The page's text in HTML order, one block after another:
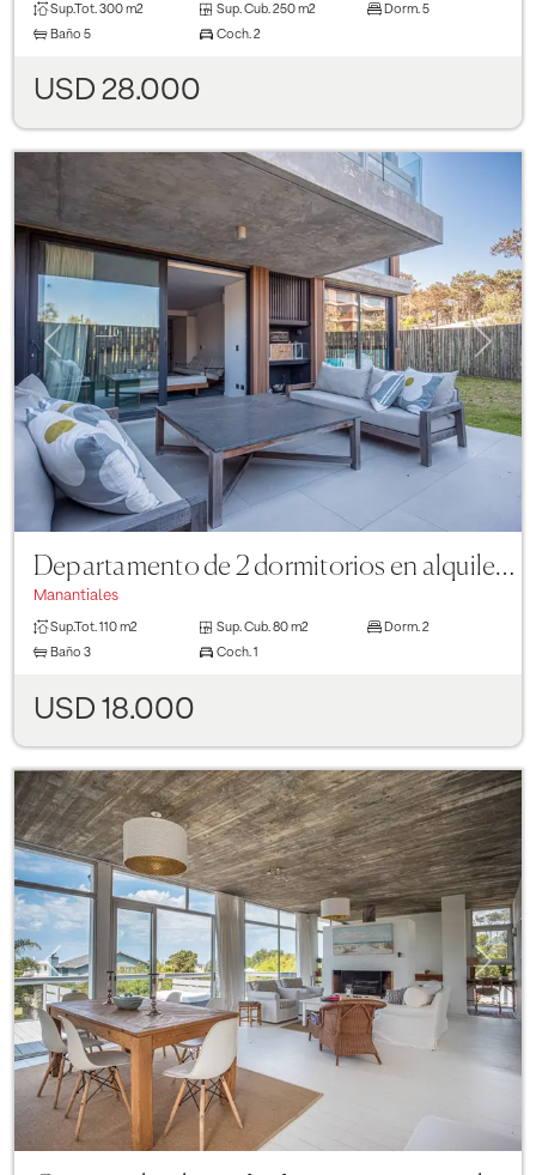
Sup.Tot. 300 m2 Sup. Cub. 250 m2 Dorm. 5
Baño 5 Coch. 2
USD 28.000
Previous Next
Departamento de 2 dormitorios en alquiler en Sense Manantiales
Manantiales
Sup.Tot.110 m2 Sup. Cub. 80 m2 Dorm. 2
Baño 3 Coch. 1
USD 18.000
Previous Next